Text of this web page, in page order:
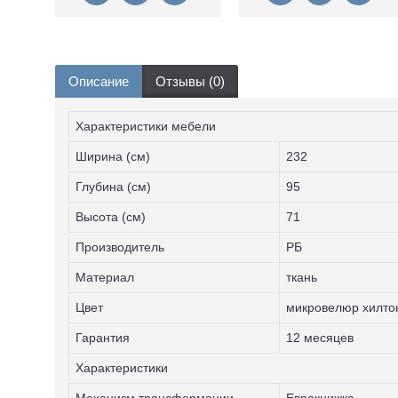
Описание Отзывы (0)
Характеристики мебели
Ширина (см) 232
Глубина (см) 95
Высота (см) 71
Производитель РБ
Материал ткань
Цвет микровелюр
Гарантия 12 месяцев
Характеристики